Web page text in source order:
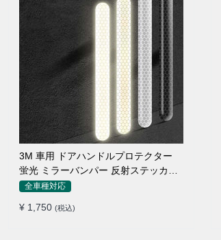
3M 車用 ドアハンドルプロテクター
蛍光 ミラーバンパー 反射ステッカー
保護フィルム
全車種対応
¥ 1,750 (税込)